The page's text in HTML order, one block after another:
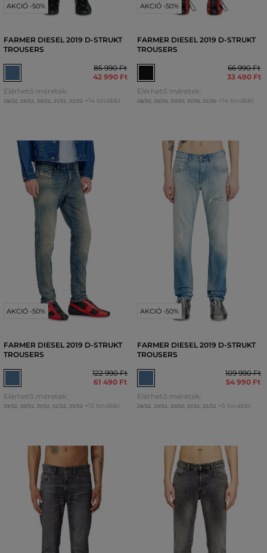
AKCIÓ -50%
FARMER DIESEL 2019 D-STRUKT
TROUSERS
85 990 Ft
42 990 Ft
Elérhető méretek:
28/32 29/32 30/32 31/32 32/32 +14 további
AKCIÓ -50%
FARMER DIESEL 2019 D-STRUKT
TROUSERS
66 990 Ft
33 490 Ft
Elérhető méretek:
28/30, 29/30, 30/30, 31/30, 32/30 +14 további
AKCIÓ -50%
FARMER DIESEL 2019 D-STRUKT
TROUSERS
122 990 Ft
61 490 Ft
Elérhető méretek:
29/32 30/32 31/32 32/32 33/32 +12 további
AKCIÓ -50%
FARMER DIESEL 2019 D-STRUKT
TROUSERS
109 990 Ft
54 990 Ft
Elérhető méretek:
28/32 29/32 30/32 31/32 32/32 +5 további